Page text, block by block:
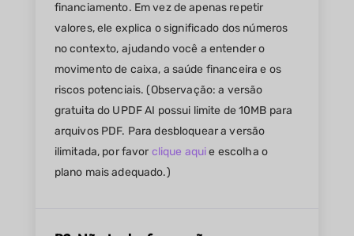
financiamento. Em vez de apenas repetir
valores, ele explica o significado dos números
no contexto, ajudando você a entender o
movimento de caixa, a saúde financeira e os
riscos potenciais. (Observação: a versão
gratuita do UPDF AI possui limite de 10MB para
arquivos PDF. Para desbloquear a versão
ilimitada, por favor clique aquie escolha o
plano mais adequado.)